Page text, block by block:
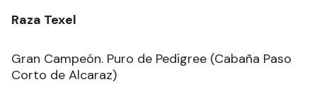
Raza Texel
Gran Campeón. Puro de Pedigree (Cabaña Paso
Corto de Alcaraz)